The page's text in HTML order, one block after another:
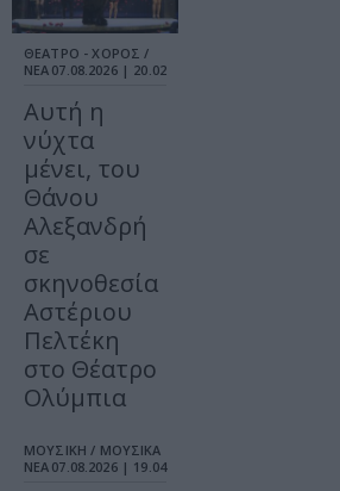
ΘΕΑΤΡΟ - ΧΟΡΟΣ /
ΝΕΑ 07.08.2026 | 20.02
Αυτή η
νύχτα
μένει, του
Θάνου
Αλεξανδρή
σε
σκηνοθεσία
Αστέριου
Πελτέκη
στο Θέατρο
Ολύμπια
ΜΟΥΣΙΚΗ / ΜΟΥΣΙΚΑ
ΝΕΑ 07.08.2026 | 19.04